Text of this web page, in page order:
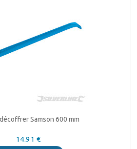
Samson 600 mm
14.91 €